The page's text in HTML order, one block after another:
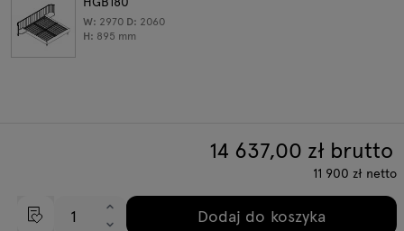
W: 2970 D: 2060
H: 895 mm
14 637,00 zł brutto
11 900 zł netto
Dodaj do koszyka